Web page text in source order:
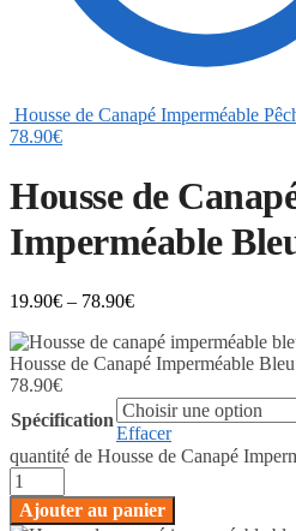
Housse de Canapé Imperméable
78.90€
Housse de
Imperméable
19.90€ – 78.90€
Housse de Canapé Imperméable Bleu
78.90€
Spécification
Effacer
quantité de Housse de Canapé
Ajouter au panier